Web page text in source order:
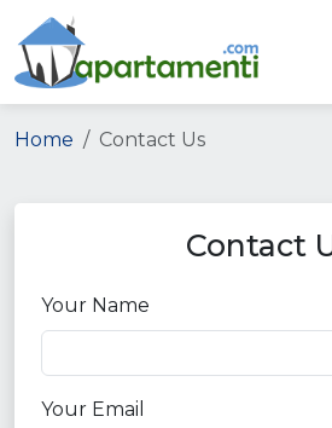
Home Contact Us
Contact
Your Name
Your Email